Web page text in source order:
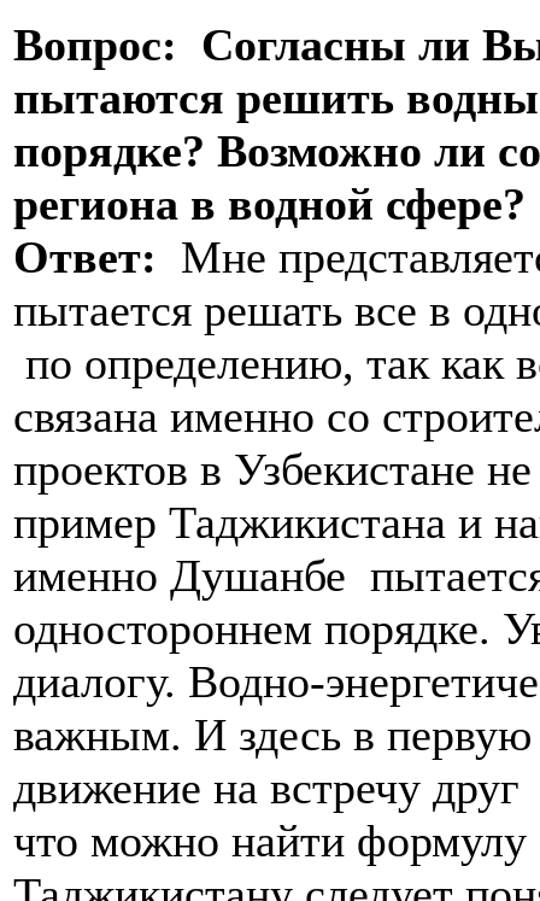
Вопрос: Согласны ли
пытаются решить
порядке? Возможно ли
региона в водной сфере?
Ответ: Мне
пытается решать все в
по определению, так как
связана именно со
проектов в Узбекистане
пример Таджикистана и
именно Душанбе
одностороннем порядке.
диалогу. Водно-
важным. И здесь в первую
движение на встречу
что можно найти формулу